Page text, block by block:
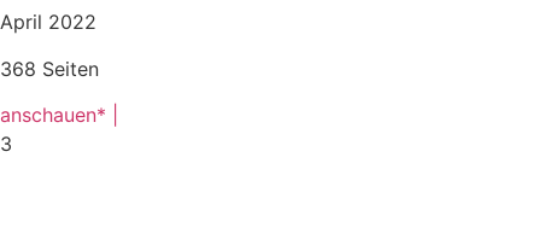
April 2022
368 Seiten
anschauen* |
3